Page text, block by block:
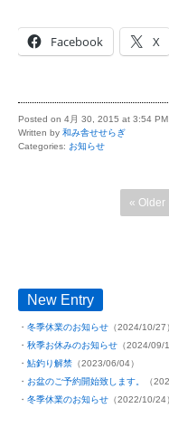
Facebook X
Posted on 4月 30, 2015 at 3:54 PM
Written by 和み舎せせらぎ
Categories: お知らせ
« Older
New Entry
冬季休業のお知らせ （2024/10/27
秋季お休みのお知らせ （2024/09/
鮎釣り解禁 （2023/06/04）
お盆のご予約開始致します。
（
冬季休業のお知らせ （2022/10/24